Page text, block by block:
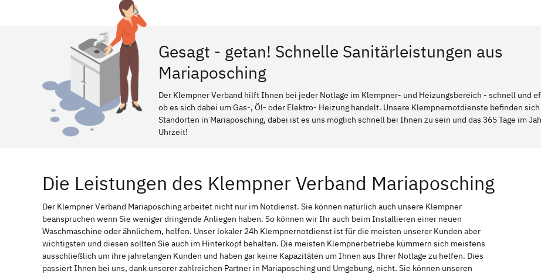
Gesagt - getan! Schnelle Sanitärleistungen aus
Mariaposching
Der Klempner Verband hilft Ihnen bei jeder Notlage im Klempner- und Heizungsbereich - schnell und
ob es sich dabei um Gas-, Öl- oder Elektro- Heizung handelt. Unsere Klempnernotdienste befinden
Standorten in Mariaposching, dabei ist es uns möglich schnell bei Ihnen zu sein und das 365 Tage im
Uhrzeit!
Die Leistungen des Klempner Verband Mariaposching
Der Klempner Verband Mariaposching arbeitet nicht nur im Notdienst. Sie können natürlich auch unsere Klempner
beanspruchen wenn Sie weniger dringende Anliegen haben. So können wir Ihr auch beim Installieren einer neuen
Waschmaschine oder ähnlichem, helfen. Unser lokaler 24h Klempnernotdienst ist für die meisten unserer Kunden aber
wichtigsten und diesen sollten Sie auch im Hinterkopf behalten. Die meisten Klempnerbetriebe kümmern sich meistens
ausschließlich um ihre jahrelangen Kunden und haben gar keine Kapazitäten um Ihnen aus Ihrer Notlage zu helfen. Dies
passiert Ihnen bei uns, dank unserer zahlreichen Partner in Mariaposching und Umgebung, nicht. Sie können unseren